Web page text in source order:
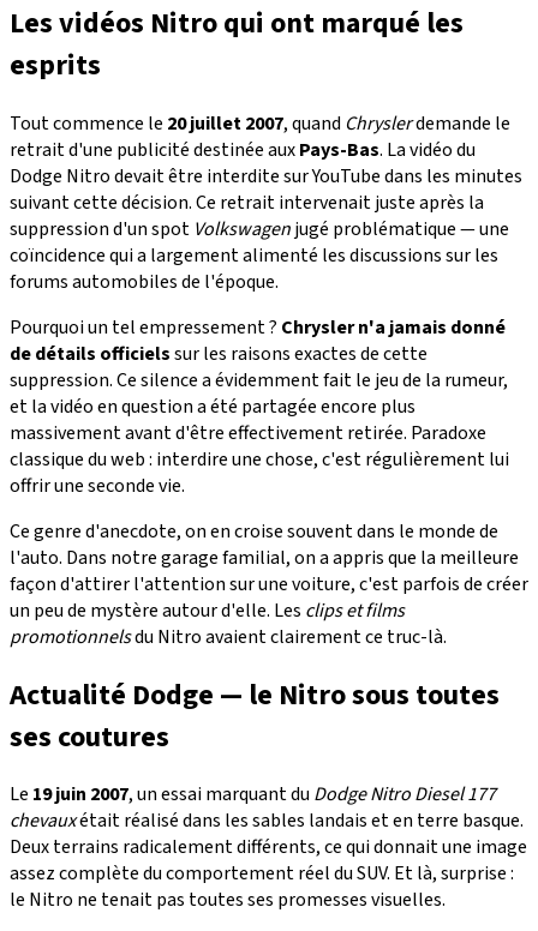
Les vidéos Nitro qui ont marqué les
esprits
Tout commence le 20 juillet 2007, quand Chryslerdemande le
retrait d'une publicité destinée auxPays-Bas. La vidéo du
Dodge Nitro devait être interdite sur YouTube dans les minutes
suivant cette décision. Ce retrait intervenait juste après la
suppression d'un spot Volkswagenjugé problématique — une
coïncidence qui a largement alimenté les discussions sur les
forums automobiles de l'époque.
Pourquoi un tel empressement ? Chrysler n'a jamais donné
de détails officielssur les raisons exactes de cette
suppression. Ce silence a évidemment fait le jeu de la rumeur,
et la vidéo en question a été partagée encore plus
massivement avant d'être effectivement retirée. Paradoxe
classique du web : interdire une chose, c'est régulièrement lui
offrir une seconde vie.
Ce genre d'anecdote, on en croise souvent dans le monde de
l'auto. Dans notre garage familial, on a appris que la meilleure
façon d'attirer l'attention sur une voiture, c'est parfois de créer
un peu de mystère autour d'elle. Les clips et films
promotionnelsdu Nitro avaient clairement ce truc-là.
Actualité Dodge — le Nitro sous toutes
ses coutures
Le 19 juin 2007, un essai marquant du Dodge Nitro Diesel 177
chevauxétait réalisé dans les sables landais et en terre basque.
Deux terrains radicalement différents, ce qui donnait une image
assez complète du comportement réel du SUV. Et là, surprise :
le Nitro ne tenait pas toutes ses promesses visuelles.